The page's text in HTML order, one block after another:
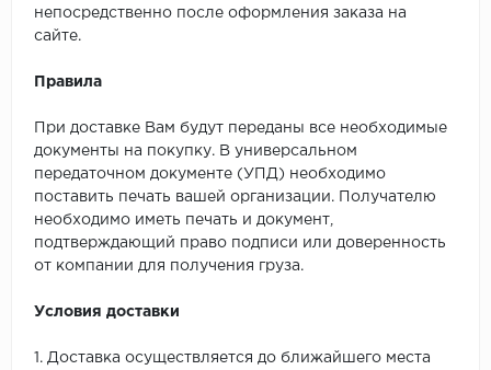
непосредственно после оформления заказа на
сайте.
Правила
При доставке Вам будут переданы все необходимые
документы на покупку. В универсальном
передаточном документе (УПД) необходимо
поставить печать вашей организации. Получателю
необходимо иметь печать и документ,
подтверждающий право подписи или доверенность
от компании для получения груза.
Условия доставки
1. Доставка осуществляется до ближайшего места